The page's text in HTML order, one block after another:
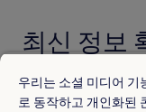
최신 정보
숙소
우리는 소셜 미디어 기
로 동작하고 개인화된